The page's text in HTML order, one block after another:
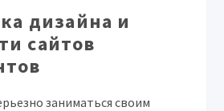
дизайна и
сайтов
заниматься своим